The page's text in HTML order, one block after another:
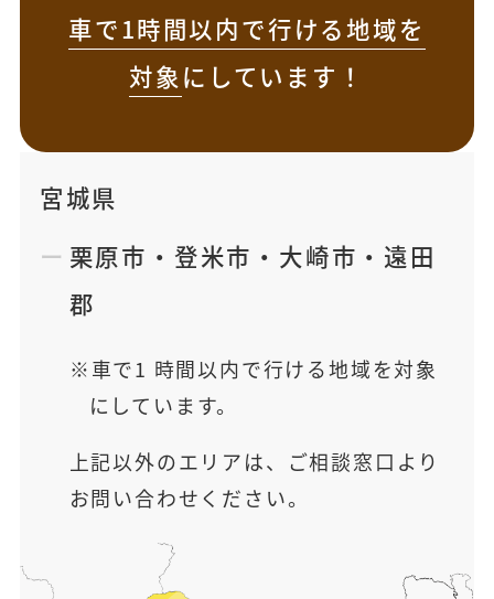
車で1時間以内で行ける地域を
対象にしています！
宮城県
栗原市 ・ 登米市 ・ 大崎市 ・ 遠田
郡
車で1 時間以内で行ける地域を対象
にしています。
上記以外のエリアは、ご相談窓口より
お問い合わせください。